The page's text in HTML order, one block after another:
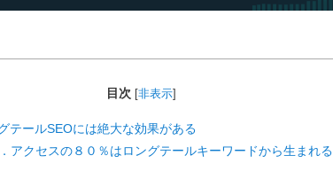
目次 [非表示]
テールSEOには絶大な効果がある
アクセスの８０％はロングテールキーワードから生まれる